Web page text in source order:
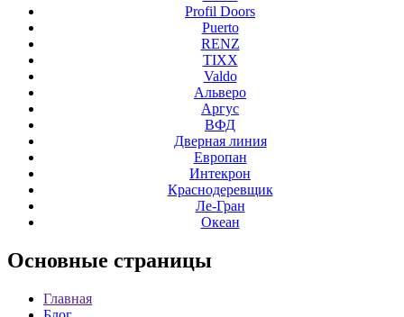
Profil Doors
Puerto
RENZ
TIXX
Valdo
Альверо
Аргус
ВФД
Дверная линия
Европан
Интекрон
Краснодеревщик
Ле-Гран
Океан
Основные страницы
Главная